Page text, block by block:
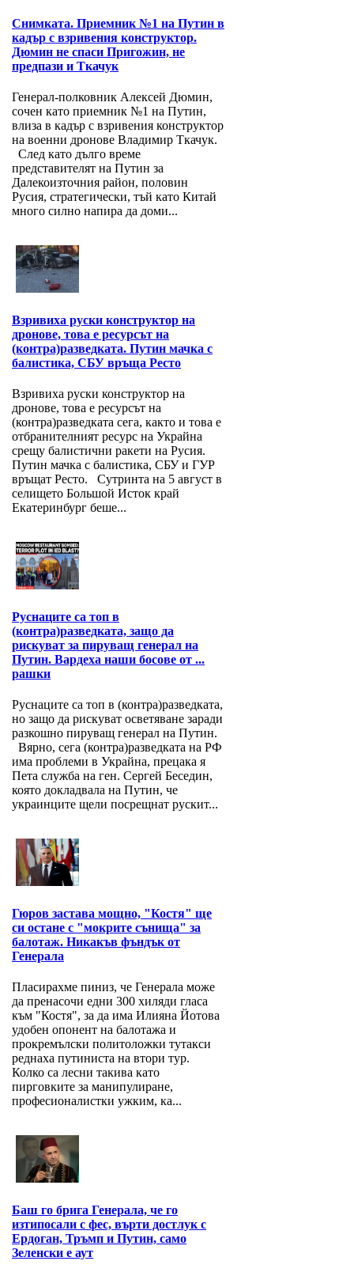
Снимката. Приемник №1 на Путин в
кадър с взривения конструктор.
Дюмин не спаси Пригожин, не
предпази и Ткачук
Генерал-полковник Алексей Дюмин,
сочен като приемник №1 на Путин,
влиза в кадър с взривения конструктор
на военни дронове Владимир Ткачук.
След като дълго време
представителят на Путин за
Далекоизточния район, половин
Русия, стратегически, тъй като Китай
много силно напира да доми...
Взривиха руски конструктор на
дронове, това е ресурсът на
(контра)разведката. Путин мачка с
балистика, СБУ връща Ресто
Взривиха руски конструктор на
дронове, това е ресурсът на
(контра)разведката сега, както и това е
отбранителният ресурс на Украйна
срещу балистични ракети на Русия.
Путин мачка с балистика, СБУ и ГУР
връщат Ресто. Сутринта на 5 август в
селището Большой Исток край
Екатеринбург беше...
Руснаците са топ в
(контра)разведката, защо да
рискуват за пируващ генерал на
Путин. Вардеха наши босове от ...
рашки
Руснаците са топ в (контра)разведката,
но защо да рискуват осветяване заради
разкошно пируващ генерал на Путин.
Вярно, сега (контра)разведката на РФ
има проблеми в Украйна, прецака я
Пета служба на ген. Сергей Беседин,
която докладвала на Путин, че
украинците щели посрещнат рускит...
Гюров застава мощно, "Костя" ще
си остане с "мокрите сънища" за
балотаж. Никакъв фъндък от
Генерала
Пласирахме пиниз, че Генерала може
да пренасочи едни 300 хиляди гласа
към "Костя", за да има Илияна Йотова
удобен опонент на балотажа и
прокремълски политоложки тутакси
реднаха путиниста на втори тур.
Колко са лесни такива като
пирговките за манипулиране,
професионалистки ужким, ка...
Баш го брига Генерала, че го
изтипосали с фес, върти достлук с
Ердоган, Тръмп и Путин, само
Зеленски е аут